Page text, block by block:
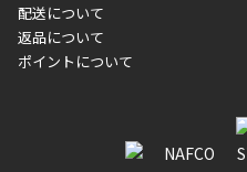
■店舗受取をご選択いただいた
ご注文が確認出来次第、お受取
をさせていただきます。店舗に
いただく場合がございます。店
のみの受け渡しとなります。（
配送について
返品について
ポイントについて